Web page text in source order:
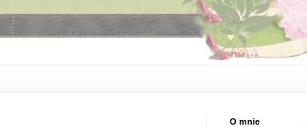
O mnie